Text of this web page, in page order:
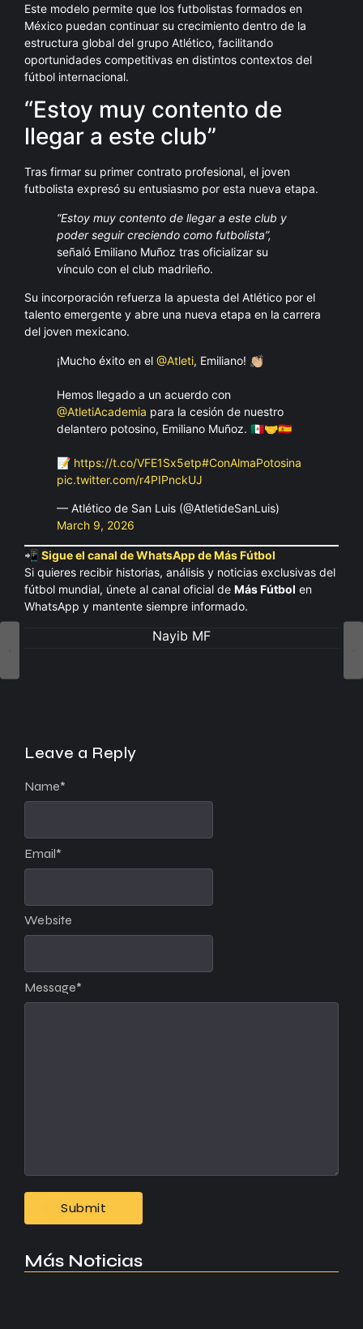
Este modelo permite que los futbolistas formados en
México puedan continuar su crecimiento dentro de la
estructura global del grupo Atlético, facilitando
oportunidades competitivas en distintos contextos del
fútbol internacional.
“Estoy muy contento de
llegar a este club”
Tras firmar su primer contrato profesional, el joven
futbolista expresó su entusiasmo por esta nueva etapa.
“Estoy muy contento de llegar a este club y
poder seguir creciendo como futbolista”,
señaló Emiliano Muñoz tras oficializar su
vínculo con el club madrileño.
Su incorporación refuerza la apuesta del Atlético por el
talento emergente y abre una nueva etapa en la carrera
del joven mexicano.
¡Mucho éxito en el @Atleti, Emiliano! 👏🏼
Hemos llegado a un acuerdo con
@AtletiAcademia para la cesión de nuestro
delantero potosino, Emiliano Muñoz. 🇲🇽🤝🇪🇸
📝 https://t.co/VFE1Sx5etp#ConAlmaPotosina
pic.twitter.com/r4PIPnckUJ
— Atlético de San Luis (@AtletideSanLuis)
March 9, 2026
📲 Sigue el canal de WhatsApp de Más Fútbol
Si quieres recibir historias, análisis y noticias exclusivas del
fútbol mundial, únete al canal oficial de Más Fútbol en
WhatsApp y mantente siempre informado.
Nayib MF
Leave a Reply
Message*
Name*
Email*
Website
Más Noticias